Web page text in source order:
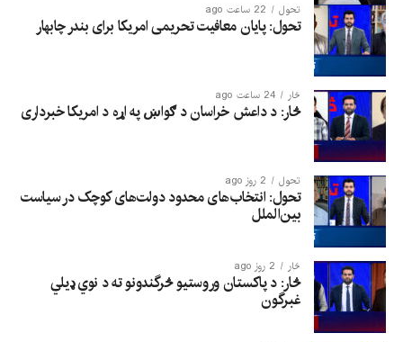
تحول 22 ساعت ago
تحول: پایان معافیت تحریمی امریکا برای بندر چابهار
څار 24 ساعت ago
څار: د داعش خراسان د ګواښ په اړه د امریکا خبرداری
تحول 2 روز ago
تحول: انتخاب‌های محدود دولت‌های کوچک در سیاست
بین‌الملل
څار 2 روز ago
څار: د پاکستان وروستیو څرگندونو ته د نوي ډیلي
غبرگون